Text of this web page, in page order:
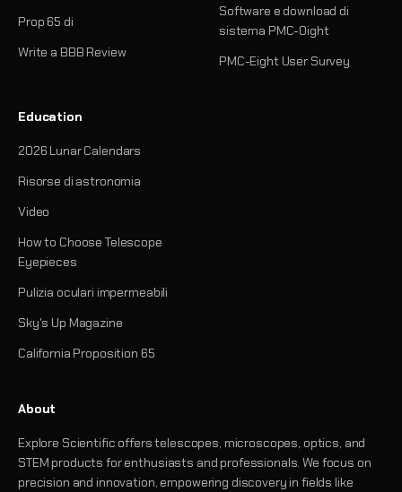
Prop 65 di
Write a BBB Review
Software e download di
sistema PMC-Oight
PMC-Eight User Survey
Education
2026 Lunar Calendars
Risorse di astronomia
Video
How to Choose Telescope
Eyepieces
Pulizia oculari impermeabili
Sky's Up Magazine
California Proposition 65
About
Explore Scientific offers telescopes, microscopes, optics, and
STEM products for enthusiasts and professionals. We focus on
precision and innovation, empowering discovery in fields like